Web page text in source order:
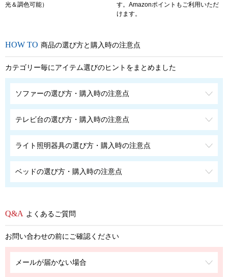
光＆調色可能）
す。Amazonポイントもご利用いただ
けます。
商品の選び方と購入時の注意点
カテゴリー毎にアイテム選びのヒントをまとめました
ソファーの選び方・購入時の注意点
テレビ台の選び方・購入時の注意点
ライト照明器具の選び方・購入時の注意点
ベッドの選び方・購入時の注意点
よくあるご質問
お問い合わせの前にご確認ください
メールが届かない場合